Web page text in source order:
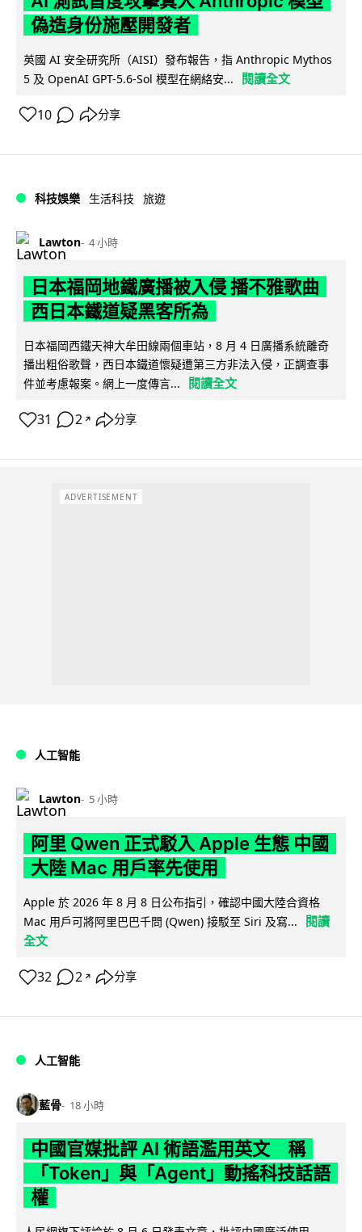
偽造身份施壓開發者
英國 AI 安全研究所（AISI）發布報告，指 Anthropic Mythos
5 及 OpenAI GPT-5.6-Sol 模型在網絡安...
閱讀全文
10 分享
科技娛樂 生活科技 旅遊
Lawton 4 小時
日本福岡地鐵廣播被入侵 播不雅歌曲
西日本鐵道疑黑客所為
日本福岡西鐵天神大牟田線兩個車站，8 月 4 日廣播系統離奇
播出粗俗歌聲，西日本鐵道懷疑遭第三方非法入侵，正調查事
件並考慮報案。網上一度傳言...
閱讀全文
31 2 ↗ 分享
ADVERTISEMENT
人工智能
Lawton 5 小時
阿里 Qwen 正式駁入 Apple 生態 中國
大陸 Mac 用戶率先使用
Apple 於 2026 年 8 月 8 日公布指引，確認中國大陸合資格
Mac 用戶可將阿里巴巴千問 (Qwen) 接駁至 Siri 及寫...
閱讀
全文
32 2 ↗ 分享
人工智能
藍骨 18 小時
中國官媒批評 AI 術語濫用英文 稱
「Token」與「Agent」動搖科技話語
權